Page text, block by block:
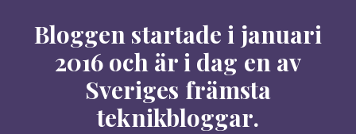
Bloggen startade i januari
2016 och är i dag en av
Sveriges främsta
teknikbloggar.